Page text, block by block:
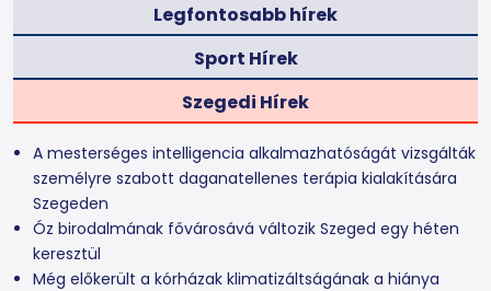
Legfontosabb hírek
Sport Hírek
Szegedi Hírek
A mesterséges intelligencia alkalmazhatóságát vizsgálták
személyre szabott daganatellenes terápia kialakítására
Szegeden
Óz birodalmának fővárosává változik Szeged egy héten
keresztül
Még előkerült a kórházak klimatizáltságának a hiánya